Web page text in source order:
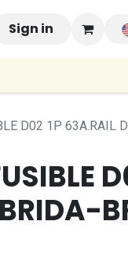
Company
Sign in
D02 1P 63A.RAIL